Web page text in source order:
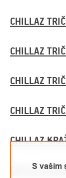
S vaším
CHILLAZ
CHILLAZ
CHILLAZ
CHILLAZ
CHILLAZ
CHILLAZ